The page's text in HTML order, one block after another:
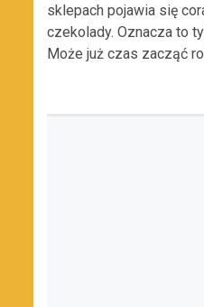
sklepach pojawia się
czekolady. Oznacza to
Może już czas zacząć